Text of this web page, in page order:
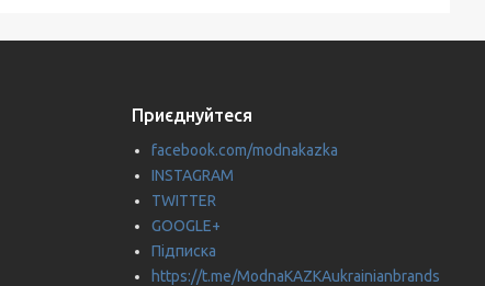
Приєднуйтеся
facebook.com/modnakazka
INSTAGRAM
TWITTER
GOOGLE+
Підписка
https://t.me/ModnaKAZKAukrainianbrands